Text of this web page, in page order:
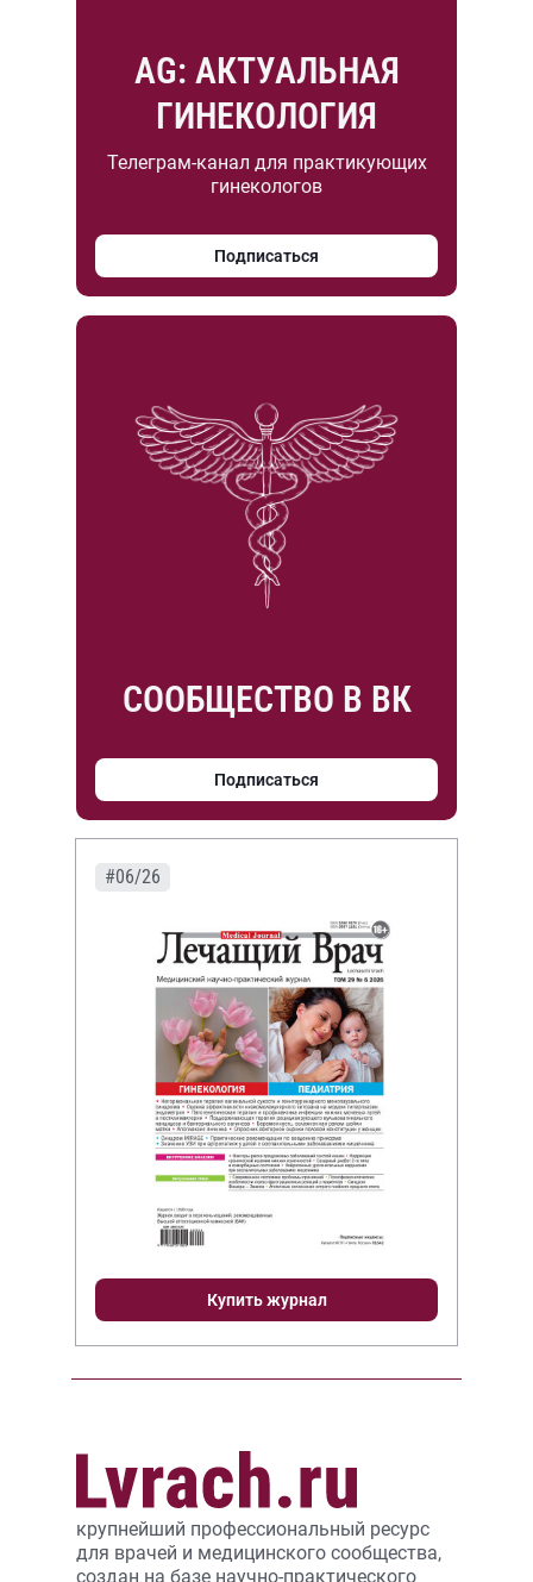
AG: АКТУАЛЬНАЯ
ГИНЕКОЛОГИЯ
Телеграм-канал для практикующих
гинекологов
Подписаться
СООБЩЕСТВО В ВК
Подписаться
#06/26
Купить журнал
крупнейший профессиональный ресурс
для врачей и медицинского сообщества,
создан на базе научно-практического